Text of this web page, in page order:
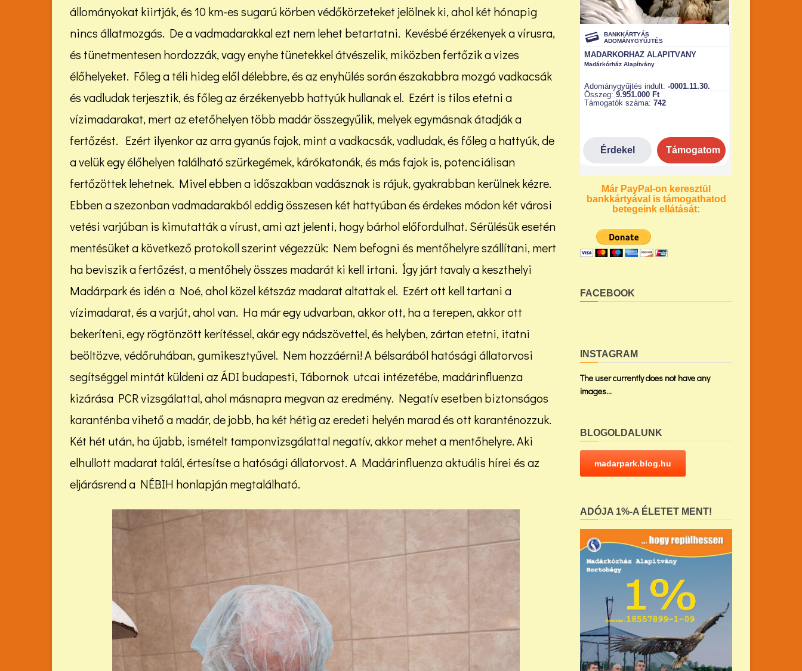
állományokat kiirtják, és 10 km-es sugarú körben védőkörzeteket jelölnek ki, ahol két hónapig
nincs állatmozgás. De a vadmadarakkal ezt nem lehet betartatni. Kevésbé érzékenyek a vírusra,
és tünetmentesen hordozzák, vagy enyhe tünetekkel átvészelik, miközben fertőzik a vizes
élőhelyeket. Főleg a téli hideg elől délebbre, és az enyhülés során északabbra mozgó vadkacsák
és vadludak terjesztik, és főleg az érzékenyebb hattyúk hullanak el. Ezért is tilos etetni a
vízimadarakat, mert az etetőhelyen több madár összegyűlik, melyek egymásnak átadják a
fertőzést. Ezért ilyenkor az arra gyanús fajok, mint a vadkacsák, vadludak, és főleg a hattyúk, de
a velük egy élőhelyen található szürkegémek, kárókatonák, és más fajok is, potenciálisan
fertőzöttek lehetnek. Mivel ebben a időszakban vadásznak is rájuk, gyakrabban kerülnek kézre.
Ebben a szezonban vadmadarakból eddig összesen két hattyúban és érdekes módon két városi
vetési varjúban is kimutatták a vírust, ami azt jelenti, hogy bárhol előfordulhat. Sérülésük esetén
mentésüket a következő protokoll szerint végezzük: Nem befogni és mentőhelyre szállítani, mert
ha beviszik a fertőzést, a mentőhely összes madarát ki kell irtani. Így járt tavaly a keszthelyi
Madárpark és idén a Noé, ahol közel kétszáz madarat altattak el. Ezért ott kell tartani a
vízimadarat, és a varjút, ahol van. Ha már egy udvarban, akkor ott, ha a terepen, akkor ott
bekeríteni, egy rögtönzött kerítéssel, akár egy nádszövettel, és helyben, zártan etetni, itatni
beöltözve, védőruhában, gumikesztyűvel. Nem hozzáérni! A bélsarából hatósági állatorvosi
segítséggel mintát küldeni az ÁDI budapesti, Tábornok utcai intézetébe, madárinfluenza
kizárása PCR vizsgálattal, ahol másnapra megvan az eredmény. Negatív esetben biztonságos
karanténba vihető a madár, de jobb, ha két hétig az eredeti helyén marad és ott karanténozzuk.
Két hét után, ha újabb, ismételt tamponvizsgálattal negatív, akkor mehet a mentőhelyre. Aki
elhullott madarat talál, értesítse a hatósági állatorvost. A Madárinfluenza aktuális hírei és az
eljárásrend a NÉBIH honlapján megtalálható.
Már PayPal-on keresztül
bankkártyával is támogathatod
betegeink ellátását:
FACEBOOK
INSTAGRAM
The user currently does not have any
images...
BLOGOLDALUNK
madarpark.blog.hu
ADÓJA 1%-A ÉLETET MENT!